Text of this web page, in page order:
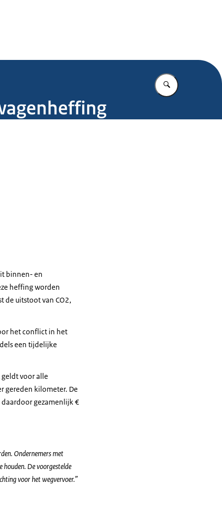
Vul in wat u
binnen- en
heffing worden
de uitstoot van CO2,
het conflict in het
een tijdelijke
voor alle
gereden kilometer. De
gezamenlijk €
Ondernemers met
De voorgestelde
voor het wegvervoer.”